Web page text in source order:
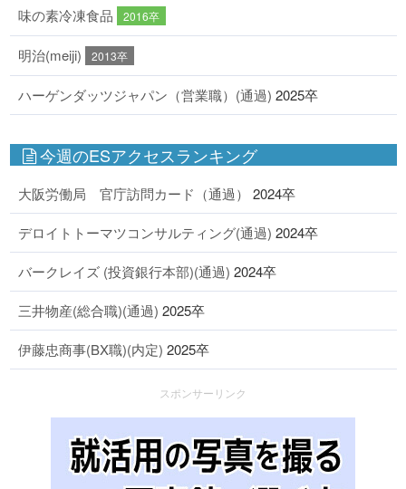
味の素冷凍食品 2016卒
明治(meiji) 2013卒
ハーゲンダッツジャパン（営業職）(通過) 2025卒
今週のESアクセスランキング
大阪労働局 官庁訪問カード（通過） 2024卒
デロイトトーマツコンサルティング(通過) 2024卒
バークレイズ (投資銀行本部)(通過) 2024卒
三井物産(総合職)(通過) 2025卒
伊藤忠商事(BX職)(内定) 2025卒
スポンサーリンク